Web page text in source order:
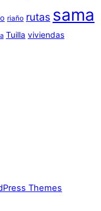
riaño rutas sama
Tuilla viviendas
Themes